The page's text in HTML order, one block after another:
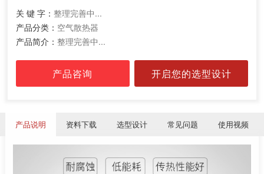
关 键 字： 整理完善中...
产品分类： 空气散热器
产品简介： 整理完善中...
产品咨询 开启您的选型设计
产品说明 资料下载 选型设计 常见问题 使用视频